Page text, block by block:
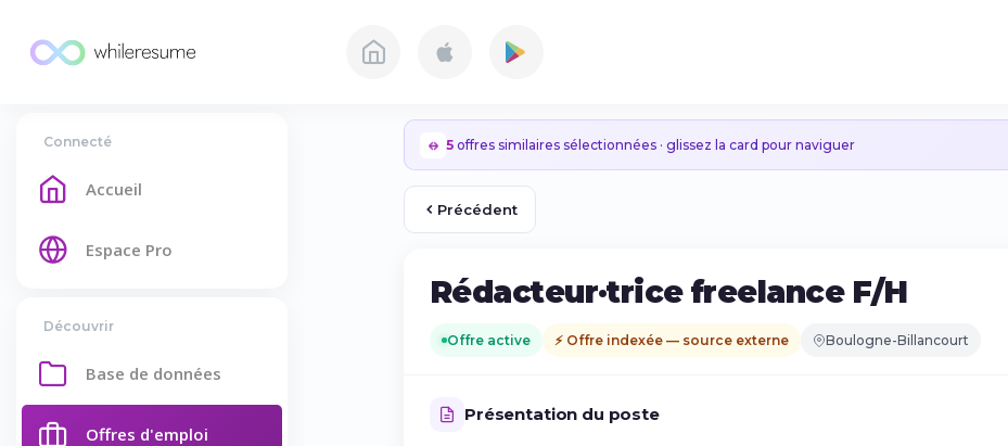
Connecté
Accueil
Espace Pro
Découvrir
Base de données
Offres d'emploi
5 offres similaires sélectionnées · glissez la card pour naviguer
Précédent
Rédacteur·trice freelance F/H
Offre active ⚡ Offre indexée — source externe Boulogne-Billancourt
Présentation du poste